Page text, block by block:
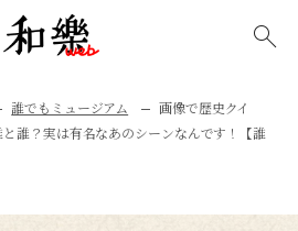
誰でもミュージアム
画像で歴史クイ
誰？実は有名なあのシーンなんです！【誰